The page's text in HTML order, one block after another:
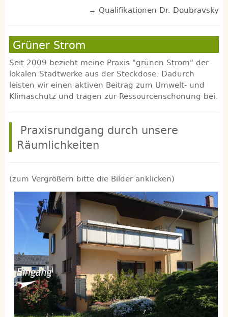
→ Qualifikationen Dr. Doubravsky
Grüner Strom
Seit 2009 bezieht meine Praxis "grünen Strom" der
lokalen Stadtwerke aus der Steckdose. Dadurch
leisten wir einen aktiven Beitrag zum Umwelt- und
Klimaschutz und tragen zur Ressourcenschonung bei.
Praxisrundgang durch unsere
Räumlichkeiten
(zum Vergrößern bitte die Bilder anklicken)